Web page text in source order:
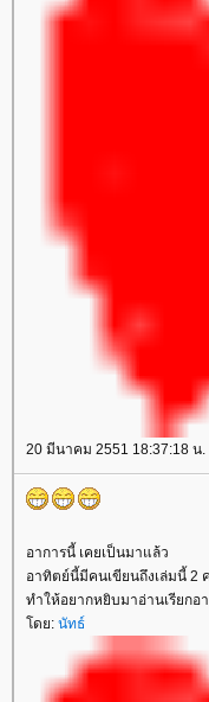
20 มีนาคม 2551 18:37:18 น.
อาการนี้ เคยเป็นมาแล้ว
อาทิตย์นี้มีคนเขียนถึงเล่มนี้ 2
ทำให้อยากหยิบมาอ่านเรียกอ
ดย: นัทธ์